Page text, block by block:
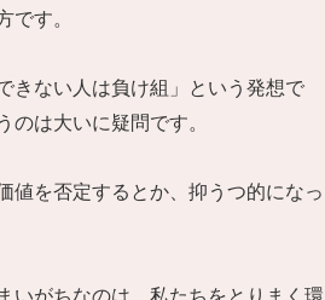
です。
きない人は負け組」という発想で
のは大いに疑問です。
値を否定するとか、抑うつ的になっ
いがちなのは、私たちをとりまく環